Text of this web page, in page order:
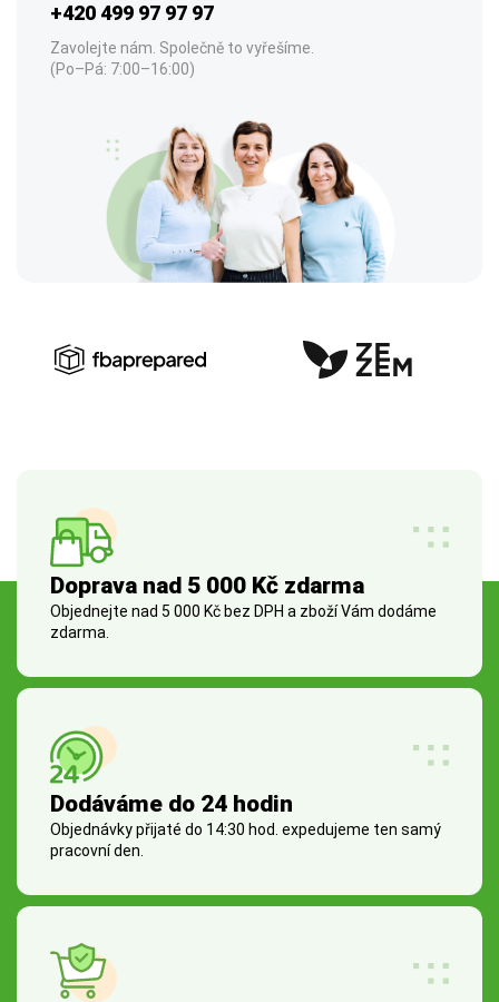
+420 499 97 97 97
Zavolejte nám. Společně to vyřešíme.
(Po–Pá: 7:00–16:00)
Doprava nad 5 000 Kč zdarma
Objednejte nad 5 000 Kč bez DPH a zboží Vám dodáme
zdarma.
Dodáváme do 24 hodin
Objednávky přijaté do 14:30 hod. expedujeme ten samý
pracovní den.